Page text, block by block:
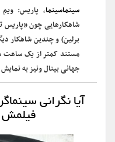
سینماسینما، پاریس:
شاهکارهایی چون «پاریس
برلین) ‌و چندین شاهکار
مستند کمتر از یک ساعت
جهانی بینال ونیز به
آیا نگرانی